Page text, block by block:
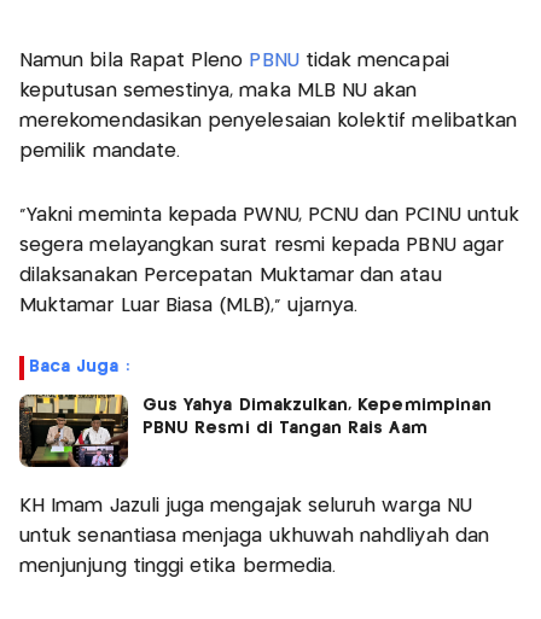
Namun bila Rapat Pleno PBNUtidak mencapai
keputusan semestinya, maka MLB NU akan
merekomendasikan penyelesaian kolektif melibatkan
pemilik mandate.
“Yakni meminta kepada PWNU, PCNU dan PCINU untuk
segera melayangkan surat resmi kepada PBNU agar
dilaksanakan Percepatan Muktamar dan atau
Muktamar Luar Biasa (MLB),” ujarnya.
Baca Juga :
Gus Yahya Dimakzulkan, Kepemimpinan
PBNU Resmi di Tangan Rais Aam
KH Imam Jazuli juga mengajak seluruh warga NU
untuk senantiasa menjaga ukhuwah nahdliyah dan
menjunjung tinggi etika bermedia.